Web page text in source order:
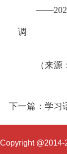
调
（来源：
下一篇：学习
Copyright @2014-